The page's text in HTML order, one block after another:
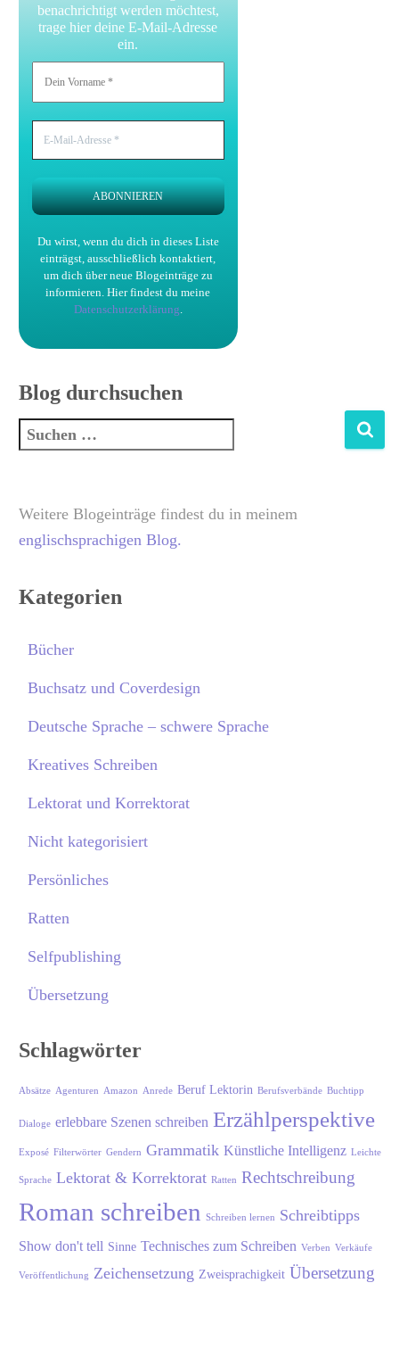
benachrichtigt werden möchtest,
trage hier deine E-Mail-Adresse
ein.
Du wirst, wenn du dich in dieses Liste
einträgst, ausschließlich kontaktiert,
um dich über neue Blogeinträge zu
informieren.Hier findest du meine
Datenschutzerklärung.
Blog durchsuchen
Weitere Blogeinträge findest du in meinem
englischsprachigen Blog.
Kategorien
Bücher
Buchsatz und Coverdesign
Deutsche Sprache – schwere Sprache
Kreatives Schreiben
Lektorat und Korrektorat
Nicht kategorisiert
Persönliches
Ratten
Selfpublishing
Übersetzung
Schlagwörter
Absätze Agenturen Amazon Anrede Beruf Lektorin Berufsverbände Buchtipp
Dialoge erlebbare Szenen schreiben Erzählperspektive
Exposé Filterwörter Gendern Grammatik Künstliche Intelligenz Leichte
Sprache Lektorat & Korrektorat Ratten Rechtschreibung
Roman schreiben Schreiben lernen Schreibtipps
Show don't tell Sinne Technisches zum Schreiben Verben Verkäufe
Veröffentlichung Zeichensetzung Zweisprachigkeit Übersetzung